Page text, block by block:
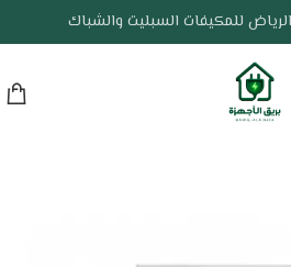
للمكيفات السبليت والشباك